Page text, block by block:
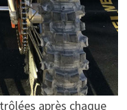
après chaque